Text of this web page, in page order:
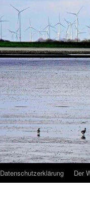
Datenschutzerklärung Der